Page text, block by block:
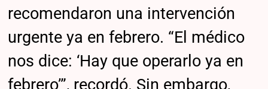
recomendaron una intervención
urgente ya en febrero. “El médico
nos dice: ‘Hay que operarlo ya en
febrero’”, recordó. Sin embargo,